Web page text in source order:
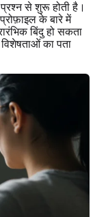
से शुरू होती है।
के बारे में
बिंदु हो सकता
का पता